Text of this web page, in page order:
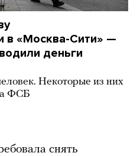
в «Москва-Сити» —
деньги
Некоторые из них
ФСБ
снять